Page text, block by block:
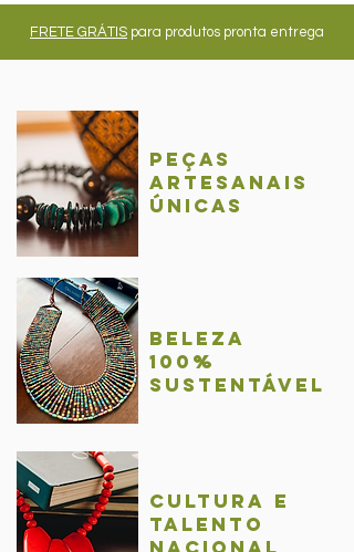
FRETE GRÁTIS para produtos pronta entrega
Peças
Artesanais
únicas
BelezA
100%
sustentável
Cultura e
talentO